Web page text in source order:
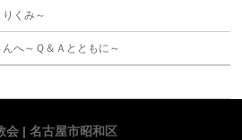
くみ～
へ～Ｑ＆Ａとともに～
会 | 名古屋市昭和区